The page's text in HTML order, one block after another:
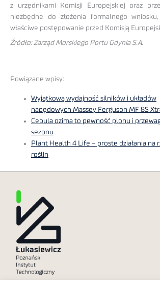
z urzędnikami Komisji Europejskiej oraz
niezbędne do złożenia formalnego
właściwe postępowanie przed Komisją
Źródło: Zarząd Morskiego Portu Gdynia S.A.
Powiązane wpisy:
Wyjątkową wydajność silników i układów
napędowych Massey Ferguson MF 8S
Cebula ozima to pewność plonu i
sezonu
Plant Health 4 Life – proste działania na
roślin